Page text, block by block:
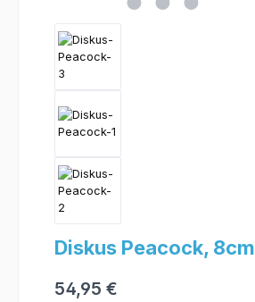
Diskus Peacock, 8cm
54,95 €